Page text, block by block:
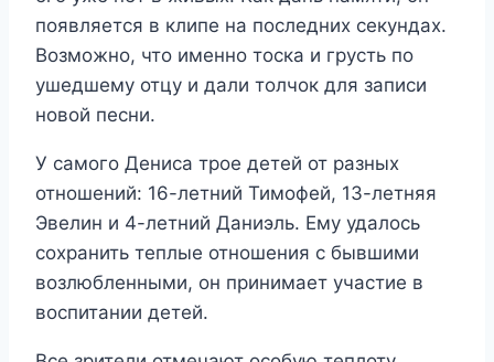
появляется в клипе на последних секундах.
Возможно, что именно тоска и грусть по
ушедшему отцу и дали толчок для записи
новой песни.
У самого Дениса трое детей от разных
отношений: 16-летний Тимофей, 13-летняя
Эвелин и 4-летний Даниэль. Ему удалось
сохранить теплые отношения с бывшими
возлюбленными, он принимает участие в
воспитании детей.